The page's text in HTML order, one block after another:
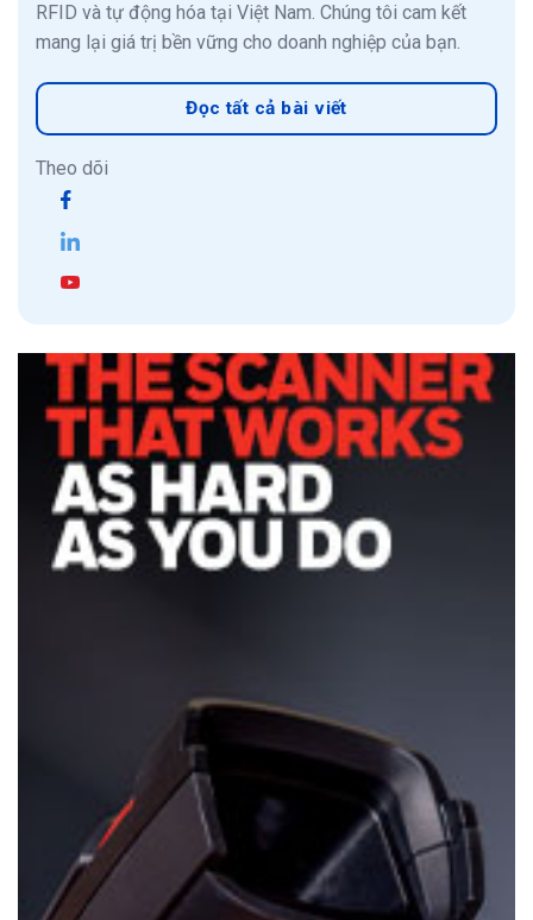
RFID và tự động hóa tại Việt Nam. Chúng tôi cam kết
mang lại giá trị bền vững cho doanh nghiệp của bạn.
Đọc tất cả bài viết
Theo dõi